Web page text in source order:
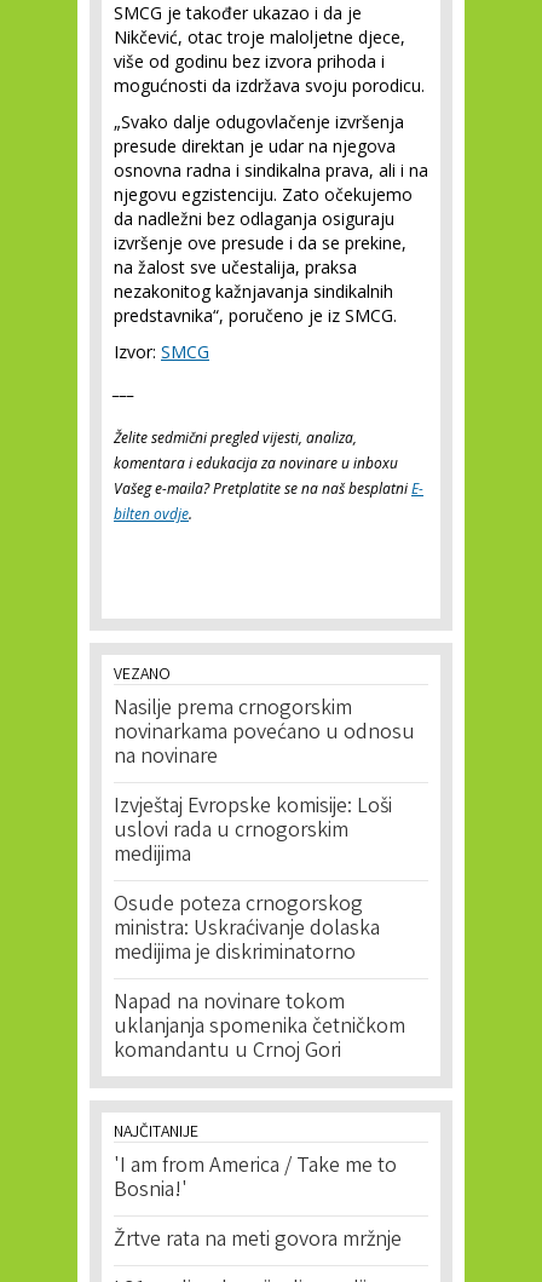
SMCG je također ukazao i da je
Nikčević, otac troje maloljetne djece,
više od godinu bez izvora prihoda i
mogućnosti da izdržava svoju porodicu.
„Svako dalje odugovlačenje izvršenja
presude direktan je udar na njegova
osnovna radna i sindikalna prava, ali i na
njegovu egzistenciju. Zato očekujemo
da nadležni bez odlaganja osiguraju
izvršenje ove presude i da se prekine,
na žalost sve učestalija, praksa
nezakonitog kažnjavanja sindikalnih
predstavnika“, poručeno je iz SMCG.
Izvor: SMCG
Želite sedmični pregled vijesti, analiza,
komentara i edukacija za novinare u inboxu
Vašeg e-maila? Pretplatite se na naš besplatniE-
bilten ovdje.
VEZANO
Nasilje prema crnogorskim
novinarkama povećano u odnosu
na novinare
Izvještaj Evropske komisije: Loši
uslovi rada u crnogorskim
medijima
Osude poteza crnogorskog
ministra: Uskraćivanje dolaska
medijima je diskriminatorno
Napad na novinare tokom
uklanjanja spomenika četničkom
komandantu u Crnoj Gori
NAJČITANIJE
'I am from America / Take me to
Bosnia!'
Žrtve rata na meti govora mržnje